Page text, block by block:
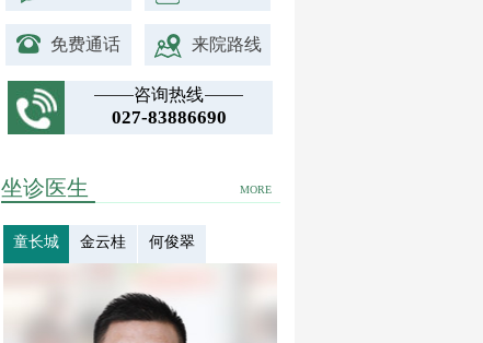
免费通话 来院路线
咨询热线
027-83886690
MORE
坐诊医生
童长城 金云桂 何俊翠